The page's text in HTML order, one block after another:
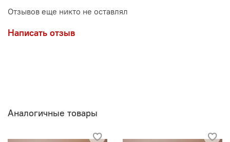
Отзывов еще никто не оставлял
Написать отзыв
Аналогичные товары